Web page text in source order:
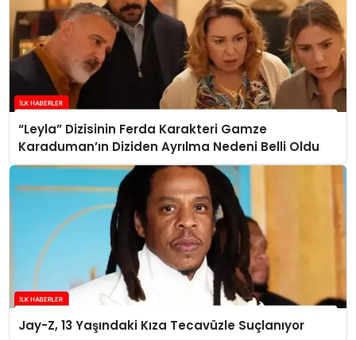
“Leyla” Dizisinin Ferda Karakteri Gamze
Karaduman’ın Diziden Ayrılma Nedeni Belli Oldu
Jay-Z, 13 Yaşındaki Kıza Tecavüzle Suçlanıyor